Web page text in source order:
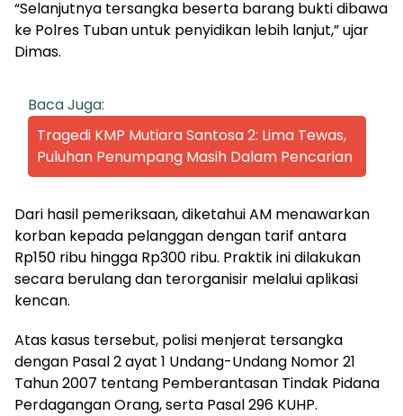
“Selanjutnya tersangka beserta barang bukti dibawa
ke Polres Tuban untuk penyidikan lebih lanjut,” ujar
Dimas.
Baca Juga:
Tragedi KMP Mutiara Santosa 2: Lima Tewas,
Puluhan Penumpang Masih Dalam Pencarian
Dari hasil pemeriksaan, diketahui AM menawarkan
korban kepada pelanggan dengan tarif antara
Rp150 ribu hingga Rp300 ribu. Praktik ini dilakukan
secara berulang dan terorganisir melalui aplikasi
kencan.
Atas kasus tersebut, polisi menjerat tersangka
dengan Pasal 2 ayat 1 Undang-Undang Nomor 21
Tahun 2007 tentang Pemberantasan Tindak Pidana
Perdagangan Orang, serta Pasal 296 KUHP.